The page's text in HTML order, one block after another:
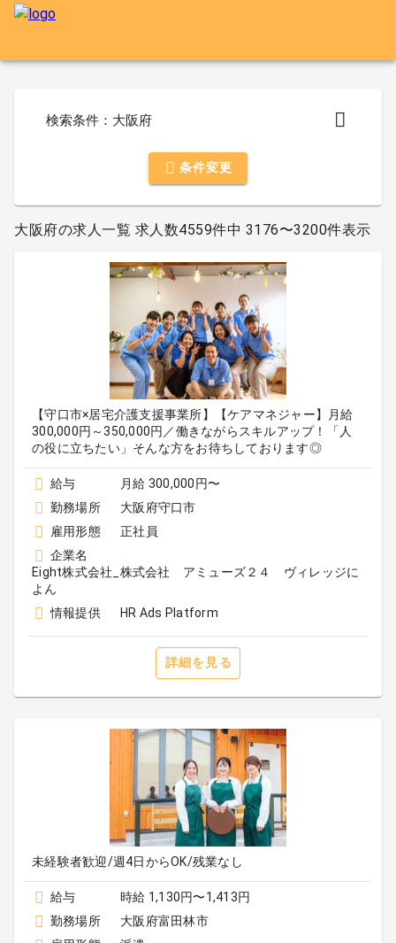
検索条件：大阪府
条件変更
大阪府の求人一覧 求人数4559件中 3176〜3200件表示
【守口市×居宅介護支援事業所】【ケアマネジャー】月給
300,000円～350,000円／働きながらスキルアップ！「人
の役に立ちたい」そんな方をお待ちしております◎
給与
月給 300,000円〜
勤務場所
大阪府守口市
雇用形態
正社員
企業名
Eight株式会社_株式会社 アミューズ２４ ヴィレッジに
よん
情報提供
HR Ads Platform
詳細を見る
未経験者歓迎/週4日からOK/残業なし
給与
時給 1,130円〜1,413円
勤務場所
大阪府富田林市